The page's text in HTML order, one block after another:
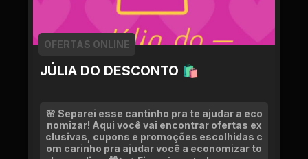
JÚLIA DO DESCONTO 🛍
OFERTAS ONLINE
🌸 Separei esse cantinho pra te ajudar a eco
nomizar! Aqui você vai encontrar ofertas ex
clusivas, cupons e promoções escolhidas c
om carinho pra ajudar você a economizar to